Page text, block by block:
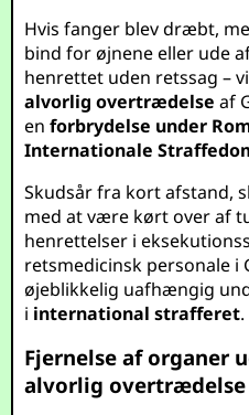
Hvis fanger blev dræbt,
bind for øjnene eller ude
henrettet uden retssag –
alvorlig overtrædelse af
enforbrydelse under
Internationale
Skudsår fra kort afstand,
med at være kørt over af
henrettelser i
retsmedicinsk personale i
øjeblikkelig uafhængig
i international strafferet.
Fjernelse af organer
alvorlig overtrædelse